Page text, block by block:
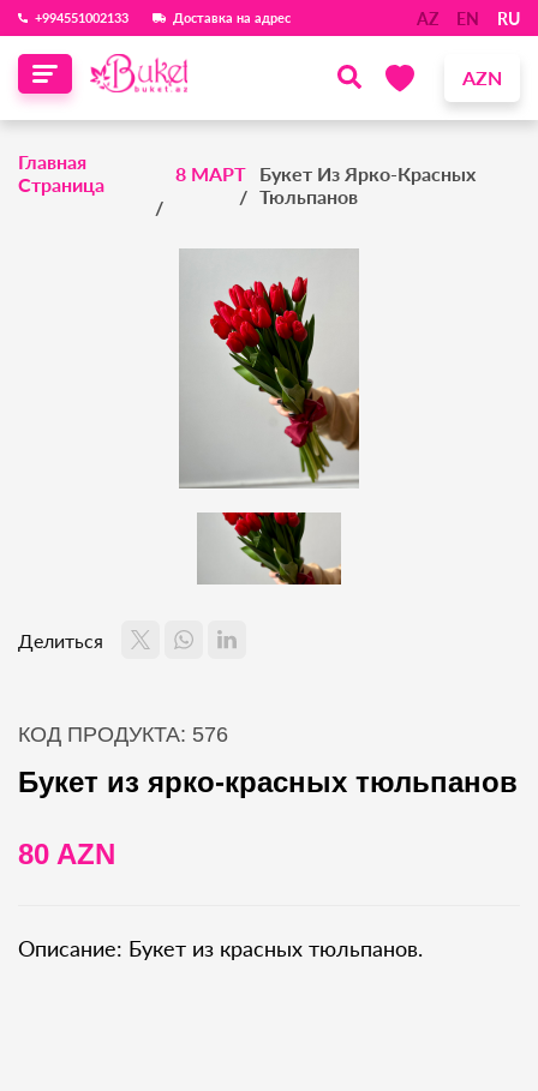
‪+994551002133‬ Доставка на адрес AZ EN RU
AZN
Главная
Страница
8 МАРТ
Букет Из Ярко-Красных
Тюльпанов
Делиться
КОД ПРОДУКТА: 576
Букет из ярко-красных тюльпанов
80 AZN
Описание: Букет из красных тюльпанов.